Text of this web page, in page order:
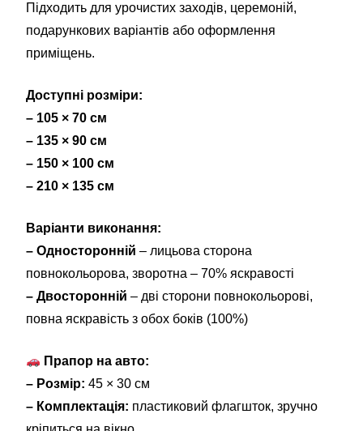
Підходить для урочистих заходів, церемоній,
подарункових варіантів або оформлення
приміщень.
Доступні розміри:
– 105 × 70 см
– 135 × 90 см
– 150 × 100 см
– 210 × 135 см
Варіанти виконання:
– Односторонній – лицьова сторона
повнокольорова, зворотна – 70% яскравості
– Двосторонній – дві сторони повнокольорові,
повна яскравість з обох боків (100%)
Прапор на авто:
– Розмір: 45 × 30 см
– Комплектація: пластиковий флагшток, зручно